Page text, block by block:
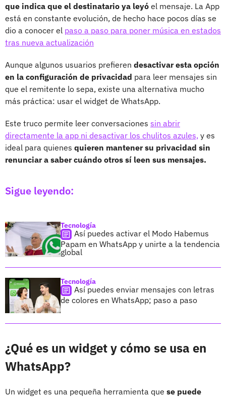
que indica que el destinatario ya leyó el mensaje. La App
está en constante evolución, de hecho hace pocos días se
dio a conocer el paso a paso para poner música en estados
tras nueva actualización
Aunque algunos usuarios prefieren desactivar esta opción
en la configuración de privacidad para leer mensajes sin
que el remitente lo sepa, existe una alternativa mucho
más práctica: usar el widget de WhatsApp.
Este truco permite leer conversaciones sin abrir
directamente la app ni desactivar los chulitos azules, y es
ideal para quienes quieren mantener su privacidad sin
renunciar a saber cuándo otros sí leen sus mensajes.
Sigue leyendo:
Tecnología
Así puedes activar el Modo Habemus
Papam en WhatsApp y unirte a la tendencia
global
Tecnología
Así puedes enviar mensajes con letras
de colores en WhatsApp; paso a paso
¿Qué es un widget y cómo se usa en
WhatsApp?
Un widget es una pequeña herramienta que se puede